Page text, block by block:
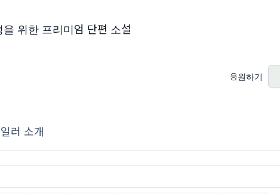
위한 프리미엄 단편 소설
응원하기
러 소개